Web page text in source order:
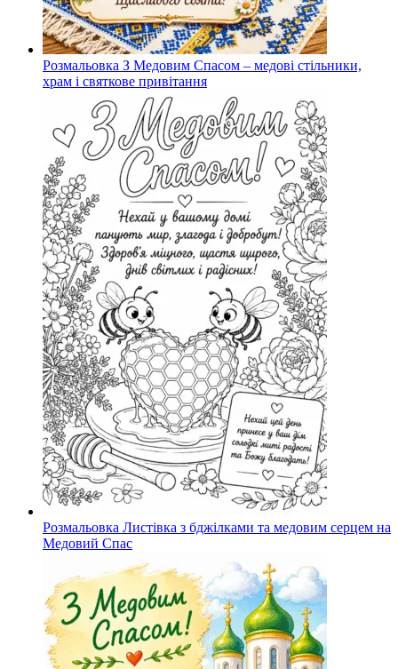
Розмальовка З Медовим Спасом – медові стільники,
храм і святкове привітання
Розмальовка Листівка з бджілками та медовим серцем на
Медовий Спас